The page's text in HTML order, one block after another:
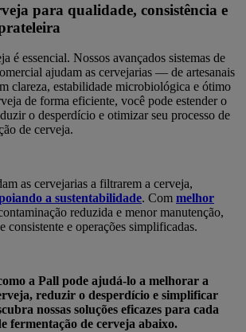
para qualidade, consistência e
é essencial. Nossos avançados sistemas de
ajudam as cervejarias — de artesanais
clareza, estabilidade microbiológica e ótimo
de forma eficiente, você pode estender o
o desperdício e otimizar seu processo de
de cerveja.
as cervejarias a filtrarem a cerveja,
a sustentabilidade. Com melhor
reduzida e menor manutenção,
consistente e operações simplificadas.
a Pall pode ajudá-lo a melhorar a
reduzir o desperdício e simplificar
nossas soluções eficazes para cada
fermentação de cerveja abaixo.